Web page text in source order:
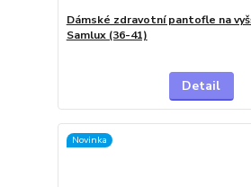
Dámské zdravotní pantofle na
Samlux (36-41)
Detail
Novinka